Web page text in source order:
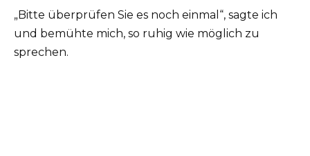
„Bitte überprüfen Sie es noch einmal“, sagte ich
und bemühte mich, so ruhig wie möglich zu
sprechen.